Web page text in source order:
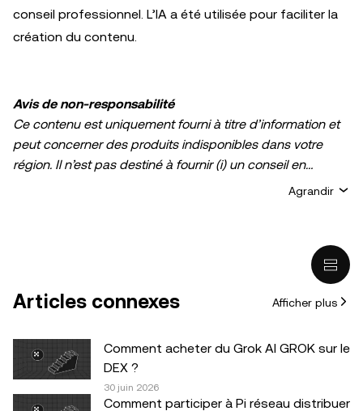
conseil professionnel. L’IA a été utilisée pour faciliter la
création du contenu.
Avis de non-responsabilité
Ce contenu est uniquement fourni à titre d’information et
peut concerner des produits indisponibles dans votre
région. Il n’est pas destiné à fournir (i) un conseil en
ou (iii) un conseil financier, comptable, juridique ou fiscal.
La détention d’actifs numérique/de crypto, y compris les
stablecoins comporte un degré élevé de risque, et ces
derniers peuvent fluctuer considérablement. Évaluez
vous êtes en mesure de détenir des cryptos/actifs
numériques ou de vous livrer à des activités de trading.
Demandez conseil auprès de votre expert juridique, fiscal
ou en investissement pour toute question portant sur
Agrandir
Articles connexes Afficher plus
Comment acheter du Grok AI GROK sur le
DEX ?
30 juin 2026
Comment participer à Pi réseau distribuer